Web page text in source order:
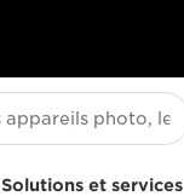
Solutions et services